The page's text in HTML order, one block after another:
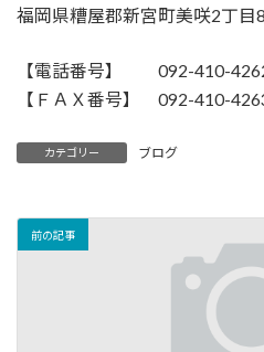
福岡県糟屋郡新宮町美咲2丁
【電話番号】 092-410-
【ＦＡＸ番号】 092-410-
カテゴリー ブログ
前の記事